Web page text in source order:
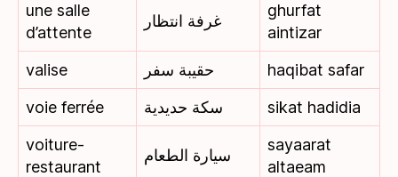
une salle
d’attente
غرفة انتظار
ghurfat
aintizar
valise
حقيبة سفر
haqibat safar
voie ferrée
سكة حديدية
sikat hadidia
voiture-
restaurant
سيارة الطعام
sayaarat
altaeam